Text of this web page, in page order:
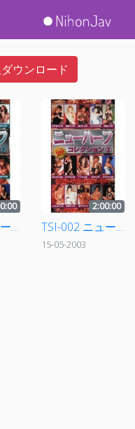
ウンロード
TSI-003 ニューハーフコレクション（3）
2:00:00
TSI-002 ニューハーフコレクション（2）
15-05-2003